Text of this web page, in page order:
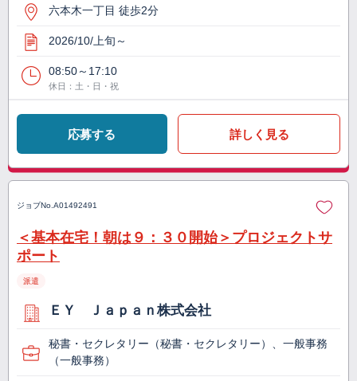
六本木一丁目 徒歩2分
2026/10/上旬～
08:50～17:10
休日：土・日・祝
応募する 詳しく見る
ジョブNo. A01492491
＜基本在宅！朝は９：３０開始＞プロジェクトサ
ポート
派遣
ＥＹ Ｊａｐａｎ株式会社
秘書・セクレタリー（秘書・セクレタリー）、一般事務
（一般事務）